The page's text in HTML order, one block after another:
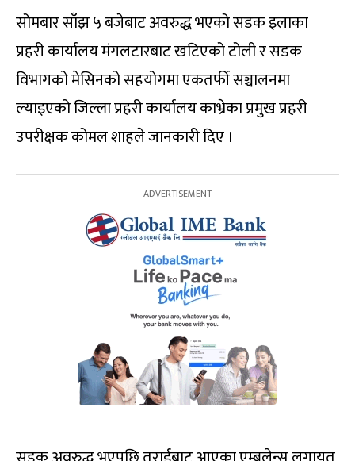
सोमबार साँझ ५ बजेबाट अवरुद्ध भएको सडक इलाका
प्रहरी कार्यालय मंगलटारबाट खटिएको टोली र सडक
विभागको मेसिनको सहयोगमा एकतर्फी सञ्चालनमा
ल्याइएको जिल्ला प्रहरी कार्यालय काभ्रेका प्रमुख प्रहरी
उपरीक्षक कोमल शाहले जानकारी दिए ।